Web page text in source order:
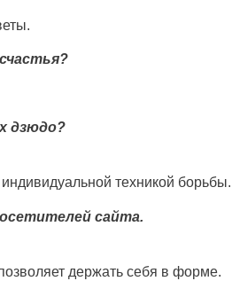
дзюдо?
техникой борьбы.
сайта.
держать себя в форме.